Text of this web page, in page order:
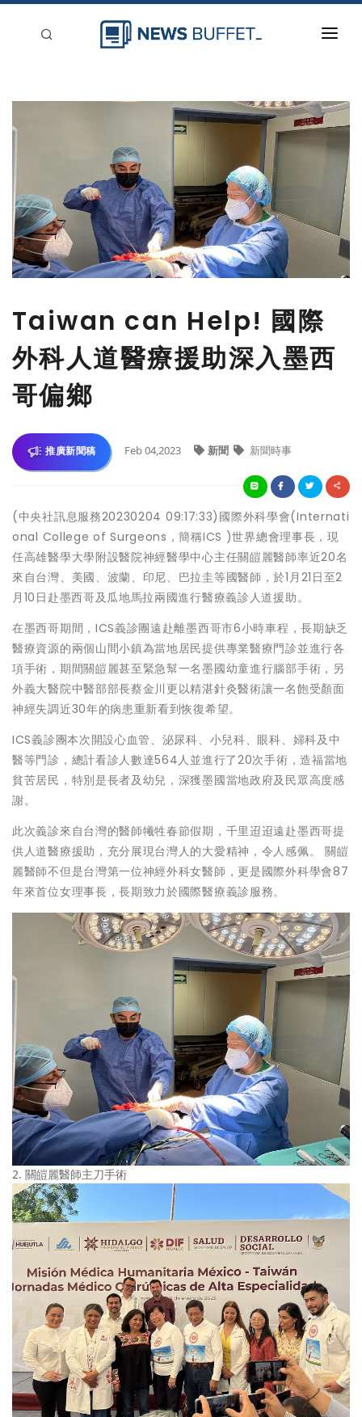
Taiwan can Help! 國際
外科人道醫療援助深入墨西
哥偏鄉
推廣新聞稿 Feb 04,2023 新聞 新聞時事
(中央社訊息服務20230204 09:17:33)國際外科學會(Internati
onal College of Surgeons，簡稱ICS )世界總會理事長，現
任高雄醫學大學附設醫院神經醫學中心主任關皚麗醫師率近20名
來自台灣、美國、波蘭、印尼、巴拉圭等國醫師，於1月21日至2
月10日赴墨西哥及瓜地馬拉兩國進行醫療義診人道援助。
在墨西哥期間，ICS義診團遠赴離墨西哥市6小時車程，長期缺乏
醫療資源的兩個山間小鎮為當地居民提供專業醫療門診並進行各
項手術，期間關皚麗甚至緊急幫一名墨國幼童進行腦部手術，另
外義大醫院中醫部部長蔡金川更以精湛針灸醫術讓一名飽受顏面
神經失調近30年的病患重新看到恢復希望。
ICS義診團本次開設心血管、泌尿科、小兒科、眼科、婦科及中
醫等門診，總計看診人數達564人並進行了20次手術，造福當地
貧苦居民，特別是長者及幼兒，深獲墨國當地政府及民眾高度感
謝。
此次義診來自台灣的醫師犧牲春節假期，千里迢迢遠赴墨西哥提
供人道醫療援助，充分展現台灣人的大愛精神，令人感佩。 關皚
麗醫師不但是台灣第一位神經外科女醫師，更是國際外科學會87
年來首位女理事長，長期致力於國際醫療義診服務。
2. 關皚麗醫師主刀手術